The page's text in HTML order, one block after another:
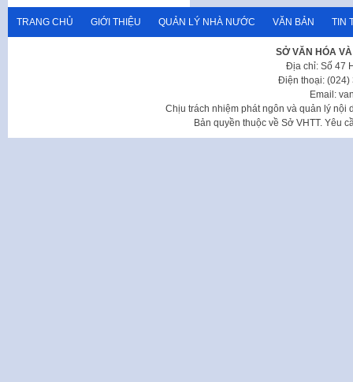
TRANG CHỦ GIỚI THIỆU QUẢN LÝ NHÀ NƯỚC VĂN BẢN TIN
SỞ VĂN HÓA
Địa chỉ: Số 47
Điện thoại: (024)
Email:
Chịu trách nhiệm phát ngôn và quản lý nội
Bản quyền thuộc về Sở VHTT. Yêu